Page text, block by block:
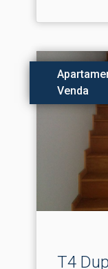
Venda
T4